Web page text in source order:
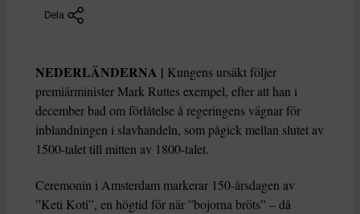
Dela
NEDERLÄNDERNA | Kungens ursäkt följer
premiärminister Mark Ruttes exempel, efter att han i
december bad om förlåtelse å regeringens vägnar för
inblandningen i slavhandeln, som pågick mellan slutet av
1500-talet till mitten av 1800-talet.
Ceremonin i Amsterdam markerar 150-årsdagen av
”Keti Koti”, en högtid för när ”bojorna bröts” – då